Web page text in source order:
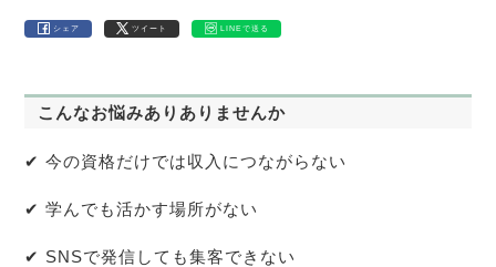
シェア ツイート LINEで送る
こんなお悩みありありませんか
✔ 今の資格だけでは収入につながらない
✔ 学んでも活かす場所がない
✔ SNSで発信しても集客できない